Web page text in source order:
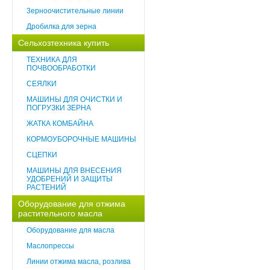
3ерноочистительные линии
Дробилка для зерна
Сельхозтехника купить
ТЕХНИКА ДЛЯ
ПОЧВООБРАБОТКИ
СЕЯЛКИ
МАШИНЫ ДЛЯ ОЧИСТКИ И
ПОГРУЗКИ ЗЕРНА
ЖАТКА КОМБАЙНА
КОРМОУБОРОЧНЫЕ МАШИНЫ
СЦЕПКИ
МАШИНЫ ДЛЯ ВНЕСЕНИЯ
УДОБРЕНИЙ И ЗАЩИТЫ
РАСТЕНИЙ
Оборудование для отжима
растительного масла
Оборудование для масла
Маслопрессы
Линии отжима масла, розлива